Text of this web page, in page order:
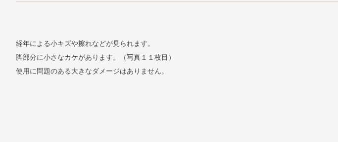
経年による小キズや擦れなどが見られます。
脚部分に小さなカケがあります。（写真１１枚目）
使用に問題のある大きなダメージはありません。